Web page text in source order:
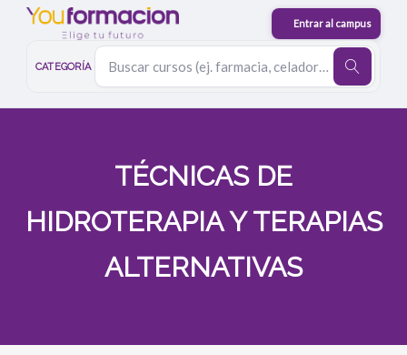
CATEGORÍA
TÉCNICAS DE
HIDROTERAPIA Y TERAPIAS
ALTERNATIVAS